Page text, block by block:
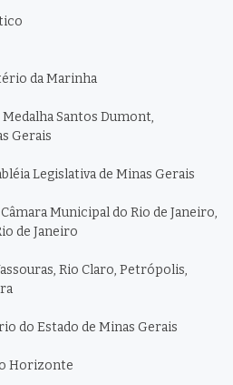
da Marinha
Santos Dumont,
Gerais
Legislativa de Minas Gerais
Municipal do Rio de Janeiro,
de Janeiro
Rio Claro, Petrópolis,
do Estado de Minas Gerais
Horizonte